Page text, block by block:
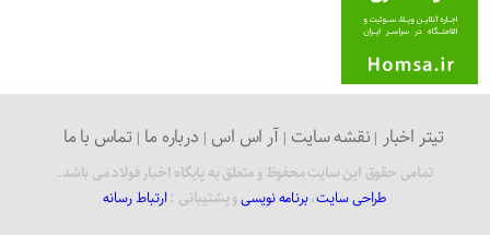
تیتر اخبار نقشه سایت آر اس اس درباره ما تماس با ما
تمامی حقوق این سایت محفوظ و متعلق به پایگاه اخبار فولاد می باشد.
طراحی سایت،برنامه نویسیو پشتیبانی :ارتباط رسانه